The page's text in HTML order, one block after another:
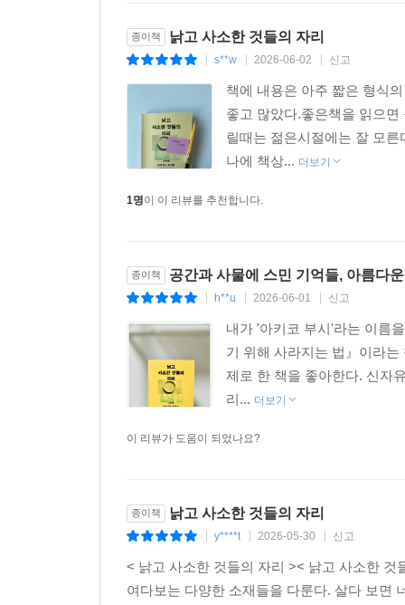
스포츠에서 대개 홈팀이 경기에 유리하다는 ‘홈
연필로 표시한 문틀만은 새로 페인트칠하고 싶
방법에서 예술적인 요소를 찾아내거나 방수포를
할 수 있다는 서늘한 괴담처럼. 오래전 떠나왔거
깨진 타일, 이제는 열 수 없는 문, 주방의 물건들…
그것들이 우리 삶의 주제가 된다
이유를 역설적으로 이렇게 말한다(이 책의 원제
스카프, 창턱에 늘어놓은 조개껍데기, 시골 마
장담할 수 있다. -100쪽
영국의 어느 극단에서 맥주병, 주전자 같은
종이책 낡고 사소한 것들의 자리
s**w 2026-06-02 신고
책에 내용은 아주 짧은 형식
좋고 많았다.좋은책을 읽으
릴때는 젊은시절에는 잘 모
나에 책상... 더보기
1명이 이 리뷰를 추천합니다.
종이책 공간과 사물에 스민 기억들, 아름다
h**u 2026-06-01 신고
내가 '아키코 부시'라는 이름
기 위해 사라지는 법』이라
제로 한 책을 좋아한다. 신자
리... 더보기
이 리뷰가 도움이 되었나요?
종이책 낡고 사소한 것들의 자리
y****t 2026-05-30 신고
< 낡고 사소한 것들의 자리 >< 낡고 사소한
여다보는 다양한 소재들을 다룬다. 살다 보면